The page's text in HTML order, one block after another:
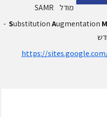
מודל SAMR
SubstitutionAugmentation
edefinition Model -
https://